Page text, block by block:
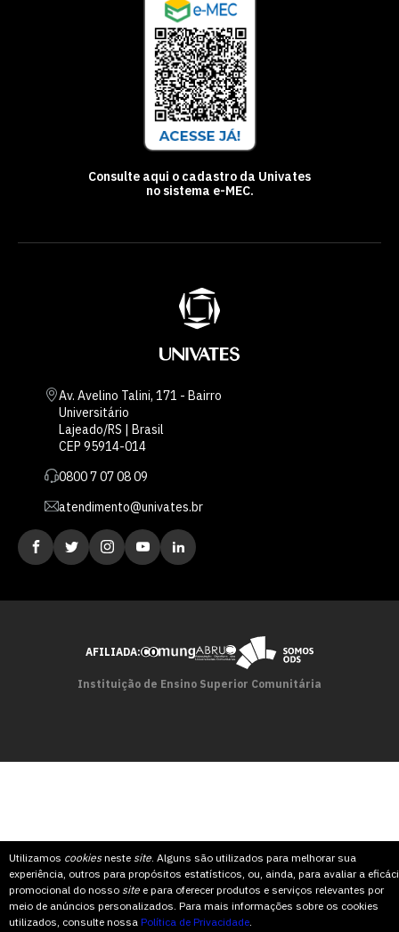
Utilizamos cookiesneste site. Alguns são utilizados para melhorar sua
experiência, outros para propósitos estatísticos, ou, ainda, para avaliar a
promocional do nosso site e para oferecer produtos e serviços relevantes por
meio de anúncios personalizados. Para mais informações sobre os cookies
utilizados, consulte nossa Política de Privacidade.
Consulte aqui o cadastro da Univates
no sistema e-MEC.
Av. Avelino Talini, 171 - Bairro
Universitário
Lajeado/RS | Brasil
CEP 95914-014
0800 7 07 08 09
atendimento@univates.br
AFILIADA:
Instituição de Ensino Superior Comunitária